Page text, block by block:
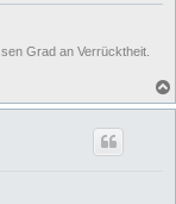
Grad an Verrücktheit.